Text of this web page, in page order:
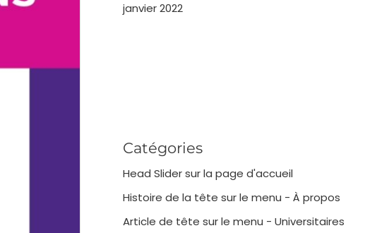
janvier 2022
Catégories
Head Slider sur la page d'accueil
Histoire de la tête sur le menu - À propos
Article de tête sur le menu - Universitaires